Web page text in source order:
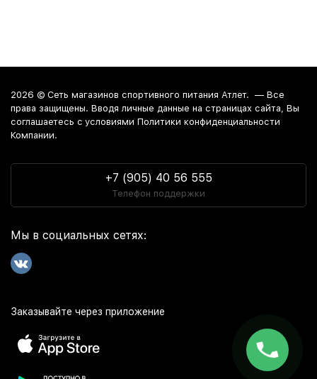
начинается от 690 руб.
Интернет-магазиносуществляет доставку в любой город
России. Среди них:Москва. Забрать заказ из магазина
можно в Краснодаре, Анапе и Новороссийске.
2026 © Сеть магазинов спортивного питания Атлет. — Все
права защищены. Вводя личные данные на страницах сайта, Вы
соглашаетесь c условиями Политики конфиденциальности
Компании.
+7 (905) 40 56 555
Телефон поддержки
Мы в социальных сетях:
Заказывайте через приложение